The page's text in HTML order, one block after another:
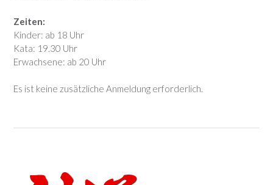
Zeiten:
Kinder: ab 18 Uhr
Kata: 19.30 Uhr
Erwachsene: ab 20 Uhr
Es ist keine zusätzliche Anmeldung erforderlich.